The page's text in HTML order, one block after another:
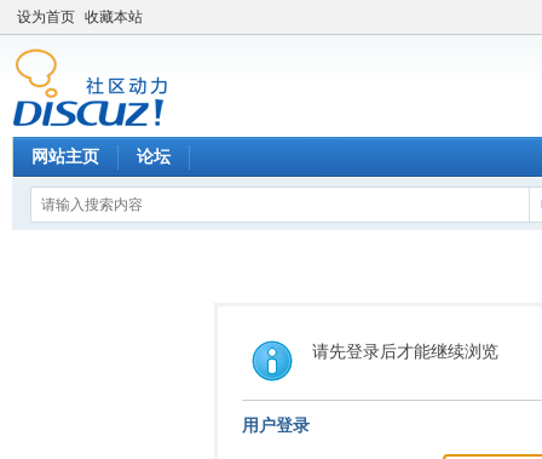
设为首页 收藏本站
网站主页 论坛
请先登录后才能继续浏览
用户登录